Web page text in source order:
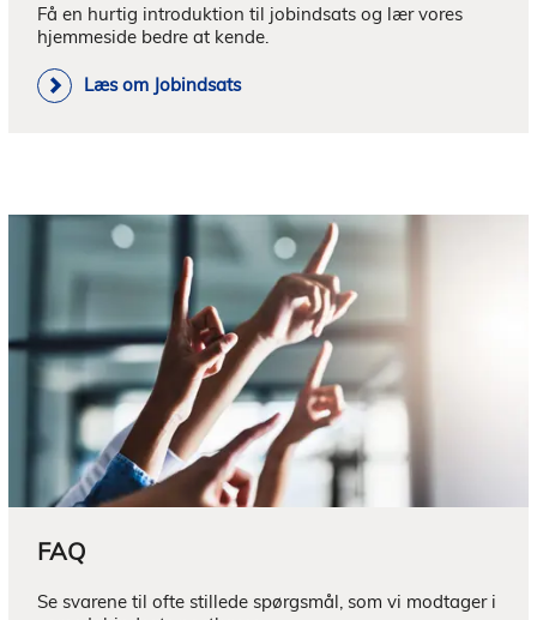
Få en hurtig introduktion til jobindsats og lær vores
hjemmeside bedre at kende.
Læs om Jobindsats
FAQ
Se svarene til ofte stillede spørgsmål, som vi modtager i